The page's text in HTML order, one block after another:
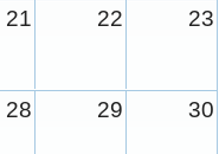
21 22 23
28 29 30